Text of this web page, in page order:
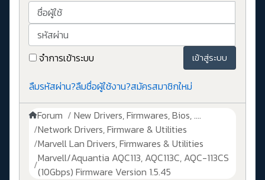
ชื่อผู้ใช้
รหัสผ่าน
จำการเข้าระบบ
เข้าสู่ระบบ
ลืมรหัสผ่าน?ลืมชื่อผู้ใช้งาน?สมัครสมาชิกใหม่
Forum
New Drivers, Firmwares, Bios, ....
Network Drivers, Firmware & Utilities
Marvell Lan Drivers, Firmwares & Utilities
Marvell/Aquantia AQC113, AQC113C, AQC-113CS
(10Gbps) Firmware Version 1.5.45